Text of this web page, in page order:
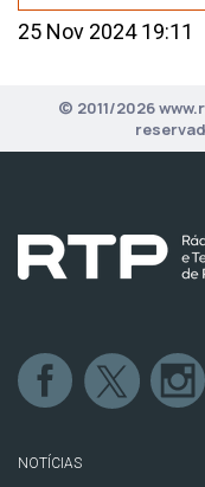
25 Nov 2024 19:11
© 2011/2026
NOTÍCIAS